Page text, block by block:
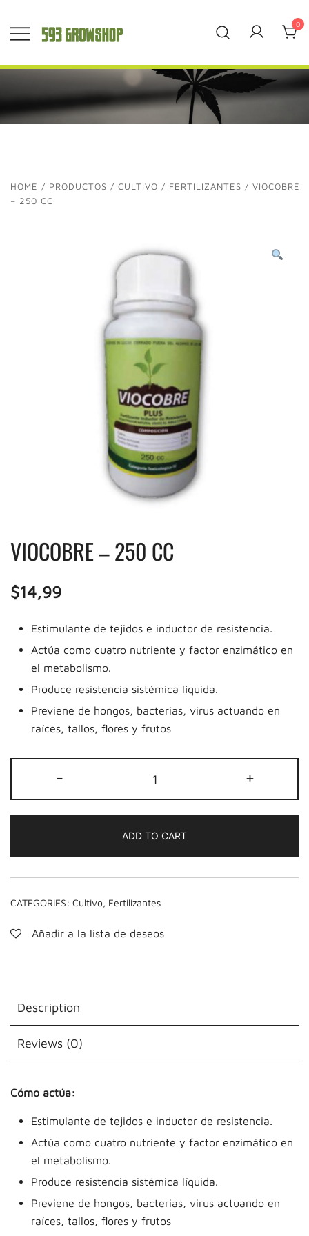
contenido
593 Grow Shop
0
HOME / PRODUCTOS / CULTIVO / FERTILIZANTES / VIOCOBRE
– 250 CC
VIOCOBRE – 250 CC
$14,99
Estimulante de tejidos e inductor de resistencia.
Actúa como cuatro nutriente y factor enzimático en
el metabolismo.
Produce resistencia sistémica líquida.
Previene de hongos, bacterias, virus actuando en
raíces, tallos, flores y frutos
-
-
250
quantity
+
ADD TO CART
CATEGORIES: Cultivo, Fertilizantes
Añadir a la lista de deseos
Description
Reviews (0)
Cómo actúa:
Estimulante de tejidos e inductor de resistencia.
Actúa como cuatro nutriente y factor enzimático en
el metabolismo.
Produce resistencia sistémica líquida.
Previene de hongos, bacterias, virus actuando en
raíces, tallos, flores y frutos